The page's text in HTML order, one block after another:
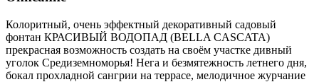
Колоритный, очень эффектный декоративный садовый
фонтан КРАСИВЫЙ ВОДОПАД (BELLA CASCATA)
прекрасная возможность создать на своём участке дивный
уголок Средиземноморья! Нега и безмятежность летнего дня,
бокал прохладной сангрии на террасе, мелодичное журчание